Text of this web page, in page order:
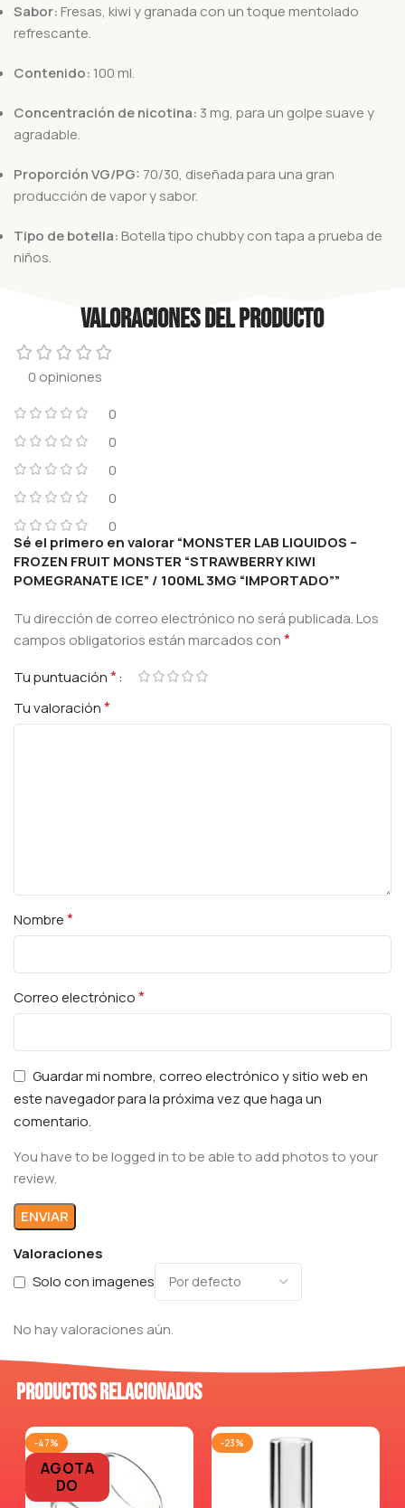
Sabor: Fresas, kiwi y granada con un toque mentolado
refrescante.
Contenido: 100 ml.
Concentración de nicotina: 3 mg, para un golpe suave y
agradable.
Proporción VG/PG: 70/30, diseñada para una gran
producción de vapor y sabor.
Tipo de botella: Botella tipo chubby con tapa a prueba de
niños.
Valoraciones del producto
0 opiniones
0
0
0
0
0
Valoraciones
Solo con imagenes
No hay valoraciones aún.
Sé el primero en valorar “MONSTER LAB LIQUIDOS –
FROZEN FRUIT MONSTER “STRAWBERRY KIWI
POMEGRANATE ICE” / 100ML 3MG “IMPORTADO””
Tu dirección de correo electrónico no será publicada.Los
campos obligatorios están marcados con*
Tu puntuación*
Tu valoración*
Nombre*
Correo electrónico*
Guardar mi nombre, correo electrónico y sitio web en
este navegador para la próxima vez que haga un
comentario.
You have to be logged in to be able to add photos to your
review.
Productos relacionados
-47%
AGOTA
DO
-23%